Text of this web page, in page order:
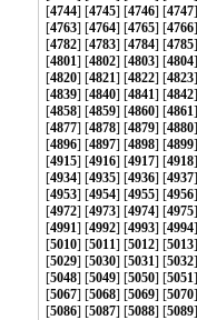
[4744] [4745] [4746] [4747
[4763] [4764] [4765] [4766
[4782] [4783] [4784] [4785
[4801] [4802] [4803] [4804
[4820] [4821] [4822] [4823
[4839] [4840] [4841] [4842
[4858] [4859] [4860] [4861
[4877] [4878] [4879] [4880
[4896] [4897] [4898] [4899
[4915] [4916] [4917] [4918
[4934] [4935] [4936] [4937
[4953] [4954] [4955] [4956
[4972] [4973] [4974] [4975
[4991] [4992] [4993] [4994
[5010] [5011] [5012] [5013
[5029] [5030] [5031] [5032
[5048] [5049] [5050] [5051
[5067] [5068] [5069] [5070
[5086] [5087] [5088] [5089